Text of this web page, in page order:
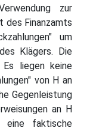
zur
des Finanzamts
um
Klägers. Die
liegen keine
von H an
Gegenleistung
an H
eine faktische